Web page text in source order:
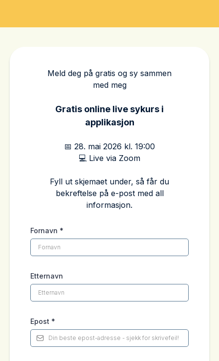
Meld deg på gratis og sy sammen
med meg
Gratis online live sykurs i
applikasjon
📅 28. mai 2026 kl. 19:00
💻 Live via Zoom
Fyll ut skjemaet under, så får du
bekreftelse på e-post med all
informasjon.
Fornavn *
Etternavn
Epost *